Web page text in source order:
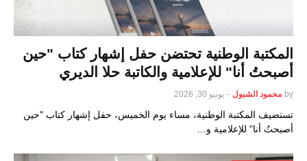
المكتبة الوطنية تحتضن حفل إشهار كتاب "حين
أصبحتُ أنا" للإعلامية والكاتبة حلا الديري
by محمود الشبول - يونيو 30, 2026
تستضيف المكتبة الوطنية، مساء يوم الخميس، حفل إشهار كتاب "حين
أصبحتُ أنا" للإعلامية و…